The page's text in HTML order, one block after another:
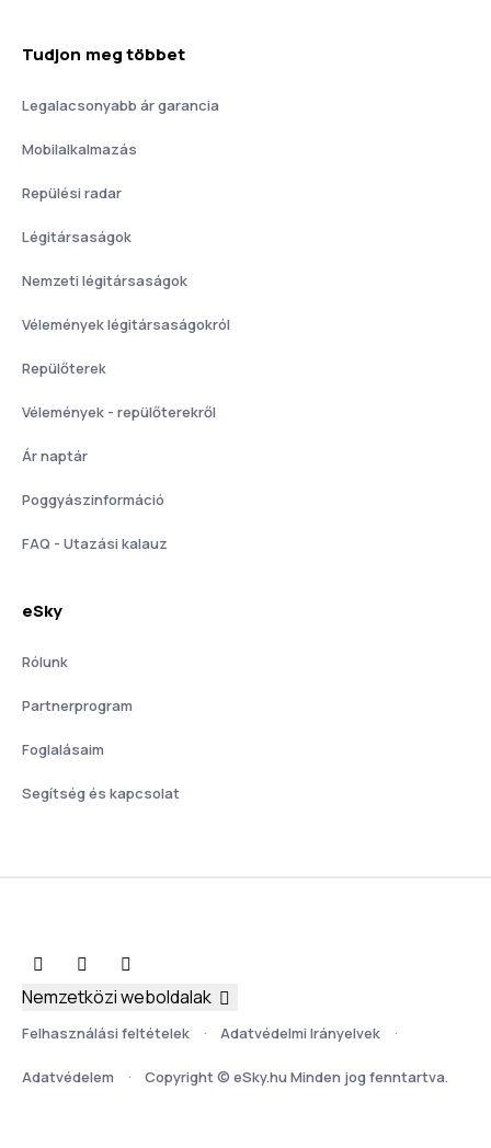
Tudjon meg többet
Legalacsonyabb ár garancia
Mobilalkalmazás
Repülési radar
Légitársaságok
Nemzeti légitársaságok
Vélemények légitársaságokról
Repülőterek
Vélemények - repülőterekről
Ár naptár
Poggyászinformáció
FAQ - Utazási kalauz
eSky
Rólunk
Partnerprogram
Foglalásaim
Segítség és kapcsolat
Felhasználási feltételek Adatvédelmi Irányelvek
Adatvédelem Copyright © eSky.hu Minden jog fenntartva.
Nemzetközi weboldalak